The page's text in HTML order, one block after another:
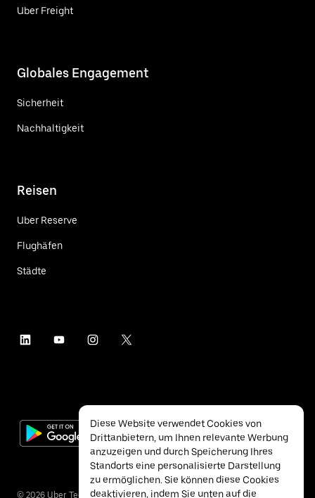
Uber Freight
Globales Engagement
Sicherheit
Nachhaltigkeit
Reisen
Uber Reserve
Flughäfen
Städte
© 2026 Uber Technologies Inc.
Diese Website verwendet Cookies von
Drittanbietern, um Ihnen relevante Werbung
anzuzeigen und durch Speicherung Ihres
Standorts eine personalisierte Darstellung
zu ermöglichen. Sie können diese Cookies
deaktivieren, indem Sie unten auf die